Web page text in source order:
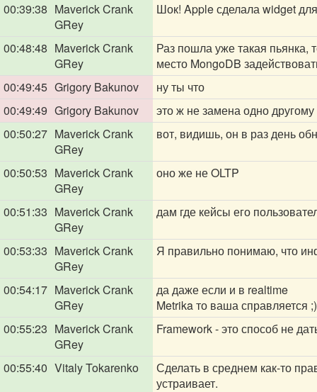
00:39:38 Maverick Crank
GRey
Шок! Apple сделала widget
00:48:48 Maverick Crank
GRey
Раз пошла уже такая пьянка,
место MongoDB
00:49:45 Grigory Bakunov
ну ты что
00:49:49 Grigory Bakunov
это ж не замена одно другому
00:50:27 Maverick Crank
GRey
вот, видишь, он в раз день
00:50:53 Maverick Crank
GRey
оно же не OLTP
00:51:33 Maverick Crank
GRey
дам где кейсы его
00:53:33 Maverick Crank
GRey
Я правильно понимаю, что
00:54:17 Maverick Crank
GRey
да даже если и в realtime
Metrika то ваша справляется ;)
00:55:23 Maverick Crank
GRey
Framework - это способ не
00:55:40 Vitaly Tokarenko
Сделать в среднем как-то
устраивает.